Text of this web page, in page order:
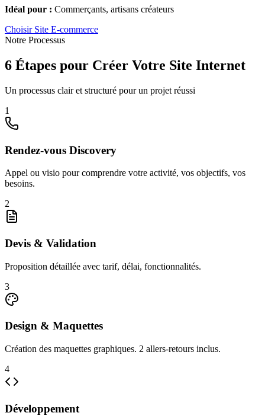
Idéal pour : Commerçants, artisans créateurs
Choisir Site E-commerce
Notre Processus
6 Étapes pour Créer Votre Site Internet
Un processus clair et structuré pour un projet réussi
1
Rendez-vous Discovery
Appel ou visio pour comprendre votre activité, vos objectifs, vos
besoins.
2
Devis & Validation
Proposition détaillée avec tarif, délai, fonctionnalités.
3
Design & Maquettes
Création des maquettes graphiques. 2 allers-retours inclus.
4
Développement